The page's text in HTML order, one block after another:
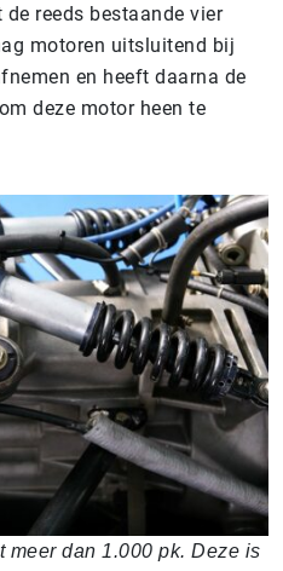
reeds bestaande vier
motoren uitsluitend bij
en heeft daarna de
deze motor heen te
meer dan 1.000 pk. Deze is